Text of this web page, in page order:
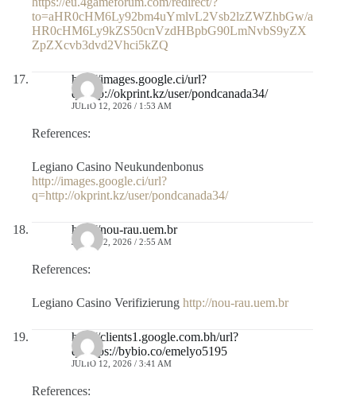
to=aHR0cHM6Ly92bm4uYmlvL2Vsb2lzZWZhbGw/a
HR0cHM6Ly9kZS50cnVzdHBpbG90LmNvbS9yZX
ZpZXcvb3dvd2Vhci5kZQ
http://images.google.ci/url?
q=http://okprint.kz/user/pondcanada34/
JULIO 12, 2026 / 1:53 AM
References:
Legiano Casino Neukundenbonus
http://images.google.ci/url?
q=http://okprint.kz/user/pondcanada34/
http://nou-rau.uem.br
JULIO 12, 2026 / 2:55 AM
References:
Legiano Casino Verifizierung http://nou-rau.uem.br
http://clients1.google.com.bh/url?
q=https://bybio.co/emelyo5195
JULIO 12, 2026 / 3:41 AM
References: